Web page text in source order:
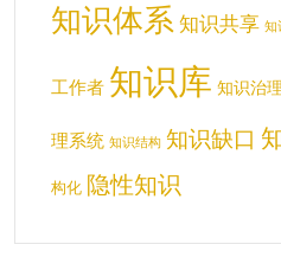
知识体系 知识共享 知
工作者 知识库 知识治理
理系统 知识结构 知识缺口
构化 隐性知识